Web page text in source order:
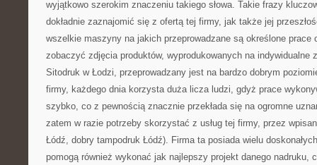
wyjątkowo szerokim znaczeniu takiego słowa. Takie frazy
dokładnie zaznajomić się z ofertą tej firmy, jak także jej
wszelkie maszyny na jakich przeprowadzane są określone prace
zobaczyć zdjęcia produktów, wyprodukowanych na indywidualne
Sitodruk w Łodzi, przeprowadzany jest na bardzo dobrym
firmy, każdego dnia korzysta duża licza ludzi, gdyż prace
szybko, co z pewnością znacznie przekłada się na ogromne
zatem w razie potrzeby skorzystać z usług tej firmy, przez
Łódź, dobry tampodruk Łódź). Firma ta posiada wielu
pomogą również wykonać jak najlepszy projekt danego nadruku,